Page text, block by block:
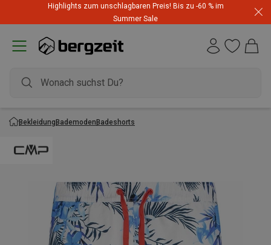
Highlights zum unschlagbaren Preis! Bis zu -60 % im
Summer Sale
BekleidungBademodenBadeshorts